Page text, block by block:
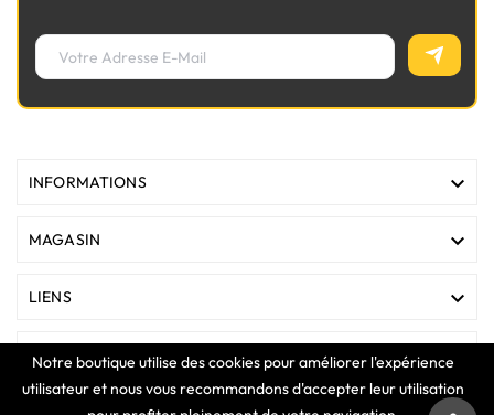
Notre boutique utilise des cookies pour améliorer l'expérience
utilisateur et nous vous recommandons d'accepter leur utilisation
INFORMATIONS 
MAGASIN 
LIENS 
VOTRE COMPTE 